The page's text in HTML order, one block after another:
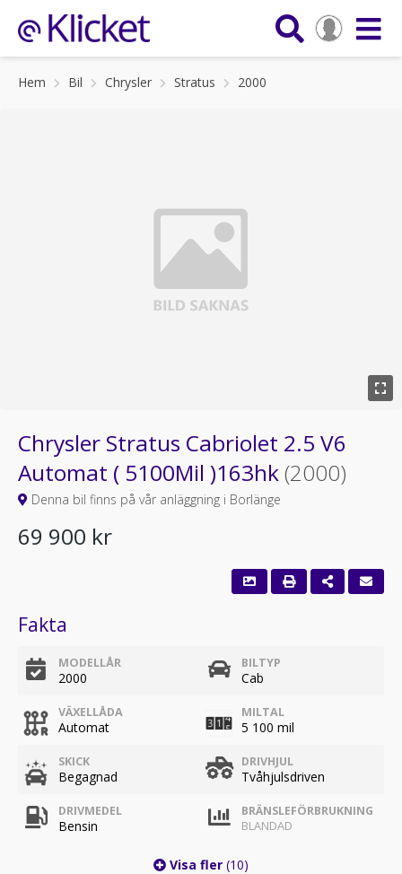
Hem Bil Chrysler Stratus 2000
Chrysler Stratus Cabriolet 2.5 V6
Automat ( 5100Mil )163hk(2000)
Denna bil finns på vår anläggning i Borlänge
69 900 kr
Fakta
MODELLÅR
2000
BILTYP
Cab
VÄXELLÅDA
Automat
MILTAL
5 100 mil
SKICK
Begagnad
DRIVHJUL
Tvåhjulsdriven
DRIVMEDEL
Bensin
BRÄNSLEFÖRBRUKNING
BLANDAD
Visa fler (10)